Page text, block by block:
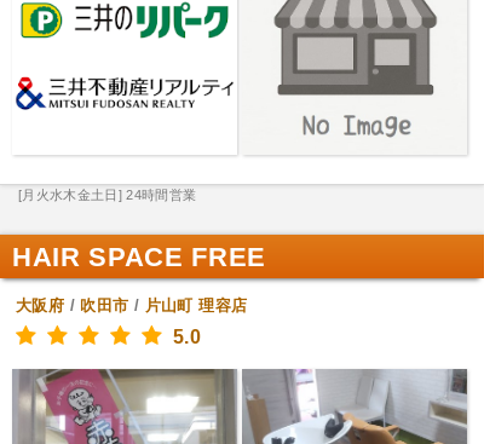
[月火水木金土日] 24時間営業
HAIR SPACE FREE
大阪府 / 吹田市 / 片山町 理容店
5.0